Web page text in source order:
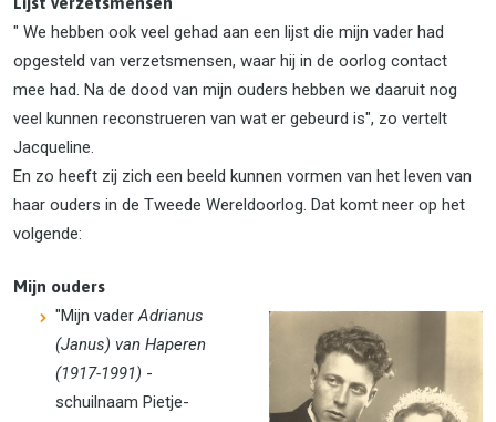
" We hebben ook veel gehad aan een lijst die mijn vader had
opgesteld van verzetsmensen, waar hij in de oorlog contact
mee had. Na de dood van mijn ouders hebben we daaruit nog
veel kunnen reconstrueren van wat er gebeurd is", zo vertelt
Jacqueline.
En zo heeft zij zich een beeld kunnen vormen van het leven van
haar ouders in de Tweede Wereldoorlog. Dat komt neer op het
volgende:
Mijn ouders
"Mijn vaderAdrianus
(Janus) van Haperen
(1917-1991) -
schuilnaam Pietje-